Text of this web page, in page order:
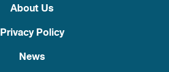
About Us
Privacy Policy
News